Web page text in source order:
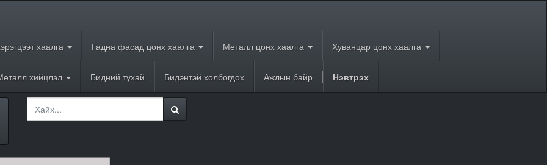
хаалга Гадна фасад цонх хаалга Металл цонх хаалга Хуванцар цонх хаалга
хийцлэл Бидний тухай Бидэнтэй холбогдох Ажлын байр Нэвтрэх